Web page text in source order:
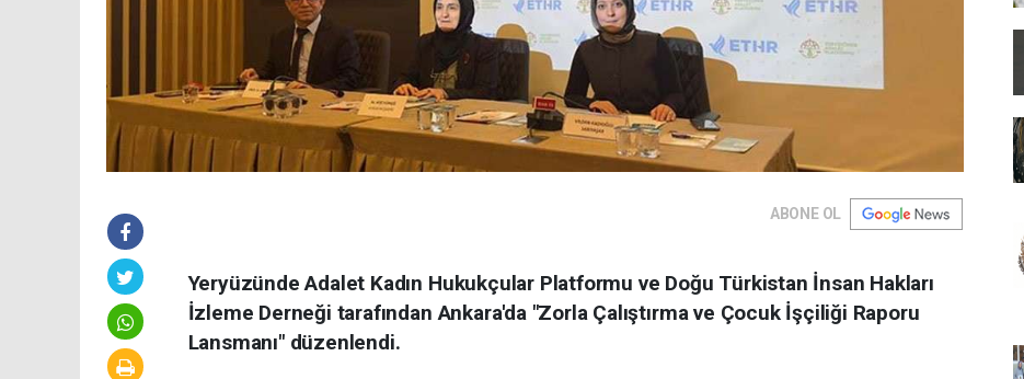
ABONE OL
Yeryüzünde Adalet Kadın Hukukçular Platformu ve Doğu Türkistan İnsan Hakları
İzleme Derneği tarafından Ankara'da "Zorla Çalıştırma ve Çocuk İşçiliği Raporu
Lansmanı" düzenlendi.